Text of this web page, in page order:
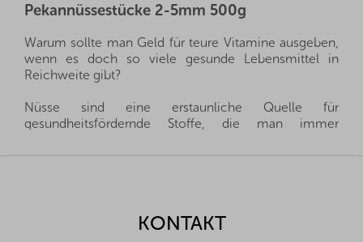
Pekannüssestücke 2-5mm 500g
Warum sollte man Geld für teure Vitamine ausgeben,
wenn es doch so viele gesunde Lebensmittel in
Reichweite gibt?
Nüsse sind eine erstaunliche Quelle für
gesundheitsfördernde Stoffe, die man immer
hervorragend. Sie sind ein gesunder und schneller
Wir importieren alle unsere Nüsse direkt aus den
KONTAKT